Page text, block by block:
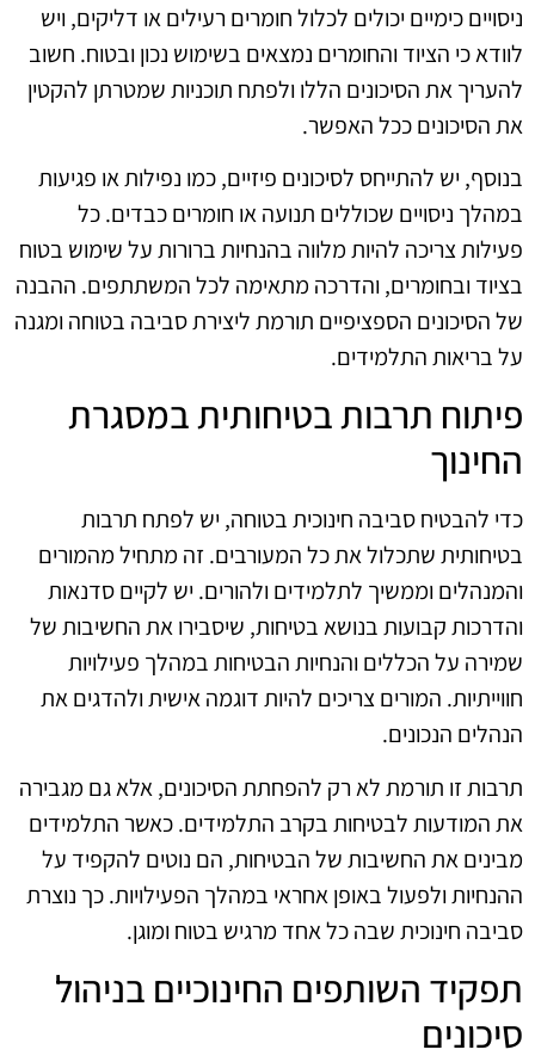
ניסויים כימיים יכולים לכלול חומרים רעילים או דליקים, ויש
לוודא כי הציוד והחומרים נמצאים בשימוש נכון ובטוח. חשוב
להעריך את הסיכונים הללו ולפתח תוכניות שמטרתן להקטין
את הסיכונים ככל האפשר.
בנוסף, יש להתייחס לסיכונים פיזיים, כמו נפילות או פגיעות
במהלך ניסויים שכוללים תנועה או חומרים כבדים. כל
פעילות צריכה להיות מלווה בהנחיות ברורות על שימוש בטוח
בציוד ובחומרים, והדרכה מתאימה לכל המשתתפים. ההבנה
של הסיכונים הספציפיים תורמת ליצירת סביבה בטוחה ומגנה
על בריאות התלמידים.
פיתוח תרבות בטיחותית במסגרת
החינוך
כדי להבטיח סביבה חינוכית בטוחה, יש לפתח תרבות
בטיחותית שתכלול את כל המעורבים. זה מתחיל מהמורים
והמנהלים וממשיך לתלמידים ולהורים. יש לקיים סדנאות
והדרכות קבועות בנושא בטיחות, שיסבירו את החשיבות של
שמירה על הכללים והנחיות הבטיחות במהלך פעילויות
חווייתיות. המורים צריכים להיות דוגמה אישית ולהדגים את
הנהלים הנכונים.
תרבות זו תורמת לא רק להפחתת הסיכונים, אלא גם מגבירה
את המודעות לבטיחות בקרב התלמידים. כאשר התלמידים
מבינים את החשיבות של הבטיחות, הם נוטים להקפיד על
ההנחיות ולפעול באופן אחראי במהלך הפעילויות. כך נוצרת
סביבה חינוכית שבה כל אחד מרגיש בטוח ומוגן.
תפקיד השותפים החינוכיים בניהול
סיכונים